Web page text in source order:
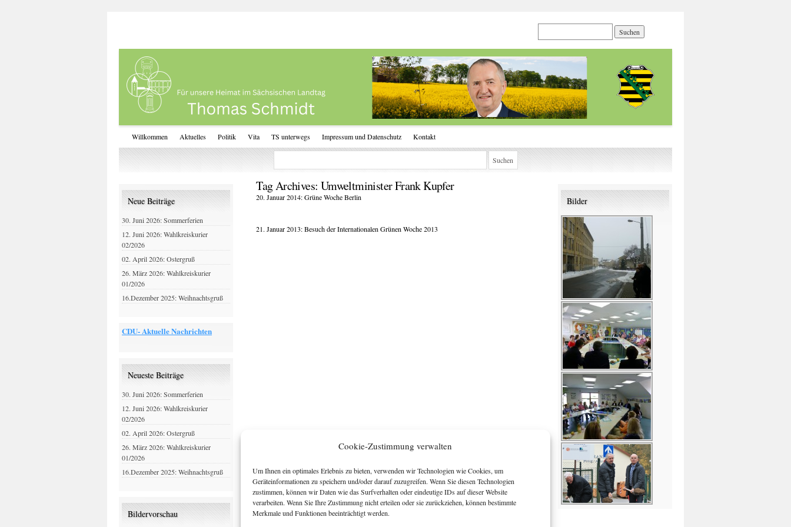
Cookie-Zustimmung verwalten
Um Ihnen ein optimales Erlebnis zu bieten, verwenden wir Technologien wie Cookies, um
Geräteinformationen zu speichern und/oder darauf zuzugreifen. Wenn Sie diesen Technologien
zustimmen, können wir Daten wie das Surfverhalten oder eindeutige IDs auf dieser Website
verarbeiten. Wenn Sie Ihre Zustimmung nicht erteilen oder sie zurückziehen, können bestimmte
Merkmale und Funktionen beeinträchtigt werden.
Willkommen Aktuelles Politik Vita TS unterwegs Impressum und Datenschutz Kontakt
Tag Archives: Umweltminister Frank Kupfer
20. Januar 2014: Grüne Woche Berlin
21. Januar 2013: Besuch der Internationalen Grünen Woche 2013
Neue Beiträge
30. Juni 2026: Sommerferien
12. Juni 2026: Wahlkreiskurier
02/2026
02. April 2026: Ostergruß
26. März 2026: Wahlkreiskurier
01/2026
16.Dezember 2025: Weihnachtsgruß
CDU- Aktuelle Nachrichten
Neueste Beiträge
30. Juni 2026: Sommerferien
12. Juni 2026: Wahlkreiskurier
02/2026
02. April 2026: Ostergruß
26. März 2026: Wahlkreiskurier
01/2026
16.Dezember 2025: Weihnachtsgruß
Bildervorschau
Bilder